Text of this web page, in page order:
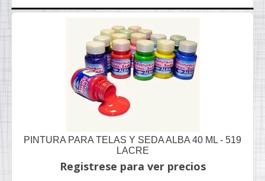
PINTURA PARA TELAS Y SEDA ALBA 40 ML - 519
LACRE
Registrese para ver precios